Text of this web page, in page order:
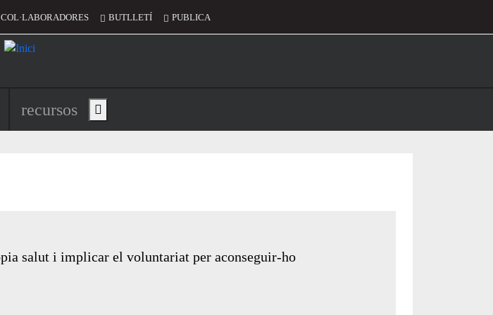
BUTLLETÍ PUBLICA
principal de l'encapçalament
recursos Show main menu
salut i implicar el voluntariat per aconseguir-ho